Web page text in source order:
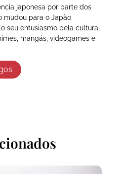
japonesa por parte dos
mudou para o Japão
seu entusiasmo pela cultura,
mangás, videogames e